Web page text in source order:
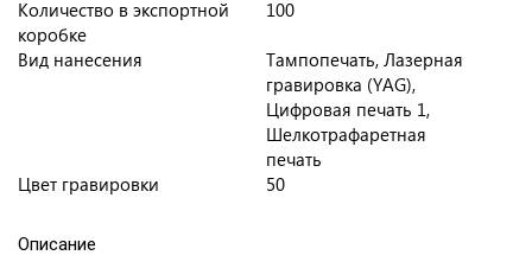
Количество в экспортной
коробке
100
Вид нанесения
Тампопечать, Лазерная
гравировка (YAG),
Цифровая печать 1,
Шелкотрафаретная
печать
Цвет гравировки
50
Описание